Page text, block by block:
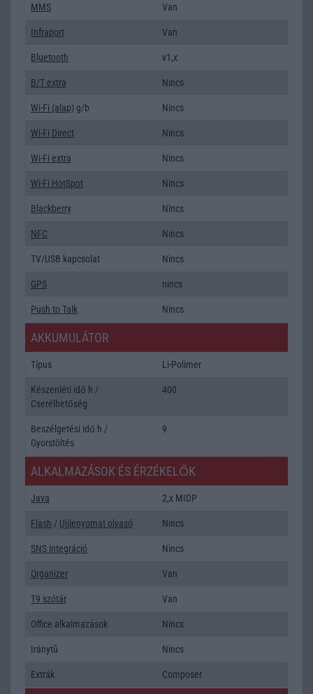
MMS Van
Infraport Van
Bluetooth v1,x
B/T extra Nincs
Wi-Fi (alap) g/b Nincs
Wi-Fi Direct Nincs
Wi-Fi extra Nincs
Wi-Fi HotSpot Nincs
Blackberry Nincs
NFC Nincs
TV/USB kapcsolat Nincs
GPS nincs
Push to Talk Nincs
AKKUMULÁTOR
Típus Li-Polimer
Készenléti idő h /
Cserélhetőség
400
Beszélgetési idő h /
Gyorstöltés
9
ALKALMAZÁSOK ÉS ÉRZÉKELŐK
Java 2,x MIDP
Flash / Ujjlenyomat olvasó Nincs
SNS integráció Nincs
Organizer Van
T9 szótár Van
Office alkalmazások Nincs
Iránytũ Nincs
Extrák Composer